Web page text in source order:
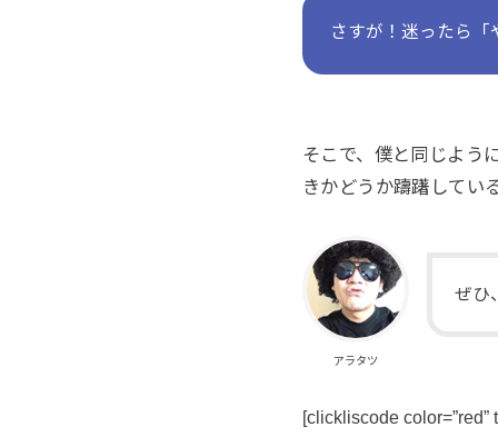
さすが！迷ったら「
そこで、僕と同じよう
きかどうか躊躇してい
アラタツ
ぜひ
[clickliscode color=”red”